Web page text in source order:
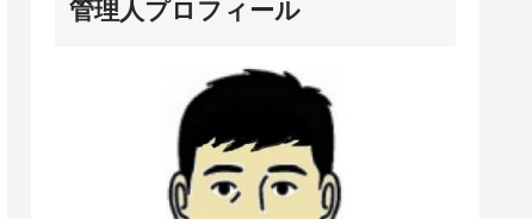
管理人プロフィール